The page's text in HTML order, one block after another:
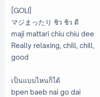
[GOLI]
マジまったり ชิว ชิว ดี
maji mattari chiu chiu dee
Really relaxing, chill, chill,
good
เป็นแบบไหนก็ได้
bpen baeb nai go dai